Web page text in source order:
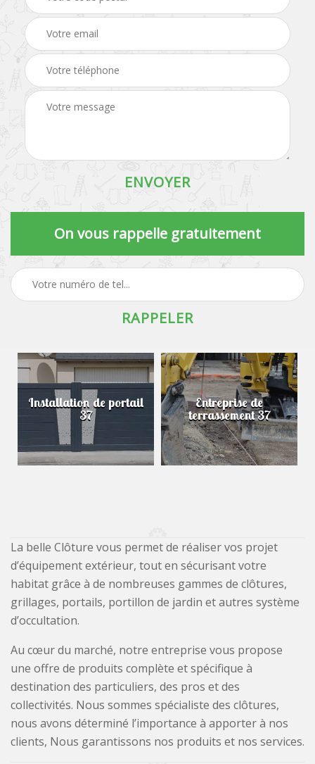
On vous rappelle gratuitement
Installation de portail
37
Entreprise de
terrassement 37
La belle Clôture vous permet de réaliser vos projet
d’équipement extérieur, tout en sécurisant votre
habitat grâce à de nombreuses gammes de clôtures,
grillages, portails, portillon de jardin et autres système
d’occultation.
Au cœur du marché, notre entreprise vous propose
une offre de produits complète et spécifique à
destination des particuliers, des pros et des
collectivités. Nous sommes spécialiste des clôtures,
nous avons déterminé l’importance à apporter à nos
clients, Nous garantissons nos produits et nos services.